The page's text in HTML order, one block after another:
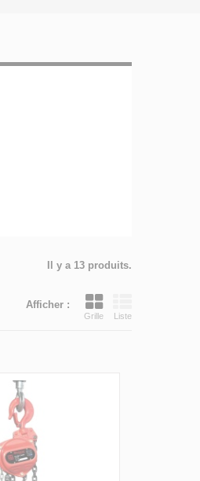
Il y a 13 produits.
Afficher :
Grille Liste